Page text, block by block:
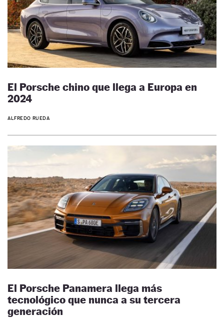
El Porsche chino que llega a Europa en
2024
ALFREDO RUEDA
El Porsche Panamera llega más
tecnológico que nunca a su tercera
generación